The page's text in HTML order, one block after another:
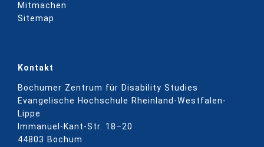
Mitmachen
Sitemap
Kontakt
Bochumer Zentrum für Disability Studies
Evangelische Hochschule Rheinland-Westfalen-
Lippe
Immanuel-Kant-Str. 18–20
44803 Bochum